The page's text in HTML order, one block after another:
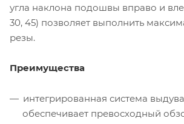
угла наклона подошвы вправо и
30, 45) позволяет выполнить
резы.
Преимущества
интегрированная система
обеспечивает превосходный